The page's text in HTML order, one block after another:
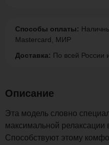
Способы оплаты:
Mastercard, МИР
Доставка: По всей России
Описание
Эта модель словно
максимальной
Способствуют этому